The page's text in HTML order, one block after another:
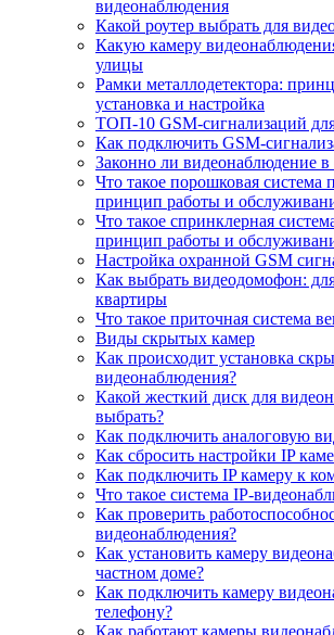
видеонаблюдения
Какой роутер выбрать для
Какую камеру
улицы
Рамки металлодетектора:
установка и настройка
ТОП-10 GSM-сигнализаций
Как подключить GSM-
Законно ли видеонаблюдение в
Что такое порошковая система
принцип работы и
Что такое спринклерная
принцип работы и
Настройка охранной GSM
Как выбрать видеодомофон:
квартиры
Что такое приточная система
Виды скрытых камер
Как происходит установка
видеонаблюдения?
Какой жесткий диск для
выбрать?
Как подключить аналоговую
Как сбросить настройки IP
Как подключить IP камеру к
Что такое система IP-
Как проверить
видеонаблюдения?
Как установить камеру
частном доме?
Как подключить камеру
телефону?
Как работают камеры